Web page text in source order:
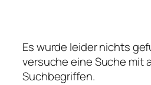
Es wurde leider nichts
versuche eine Suche mit
Suchbegriffen.